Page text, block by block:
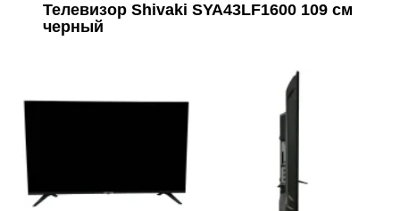
Телевизор Shivaki SYA43LF1600 109 см
черный